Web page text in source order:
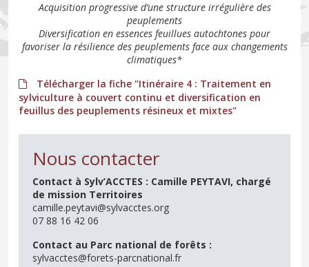
Acquisition progressive d’une structure irrégulière des
peuplements
Diversification en essences feuillues autochtones pour
favoriser la résilience des peuplements face aux changements
climatiques*
Télécharger la fiche "Itinéraire 4 : Traitement en
sylviculture à couvert continu et diversification en
feuillus des peuplements résineux et mixtes"
Nous contacter
Contact à Sylv’ACCTES : Camille PEYTAVI, chargé
de mission Territoires
camille.peytavi@sylvacctes.org
07 88 16 42 06
Contact au Parc national de forêts :
sylvacctes@forets-parcnational.fr